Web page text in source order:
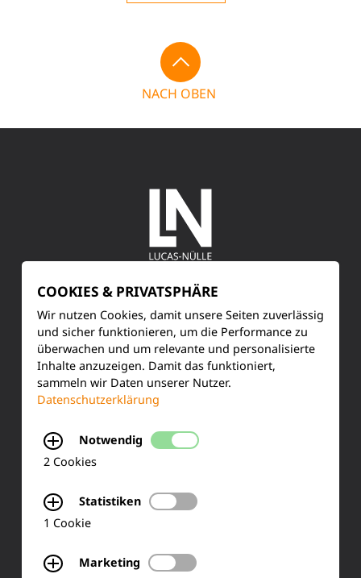
NACH OBEN
SERVICE
Kundenservice
Produktinformationen
Training & Schulung
Ihre Meinung
COOKIES & PRIVATSPHÄRE
Wir nutzen Cookies, damit unsere Seiten zuverlässig
und sicher funktionieren, um die Performance zu
überwachen und um relevante und personalisierte
Inhalte anzuzeigen. Damit das funktioniert,
sammeln wir Daten unserer Nutzer.
Datenschutzerklärung
Notwendig
2 Cookies
Statistiken
1 Cookie
Marketing